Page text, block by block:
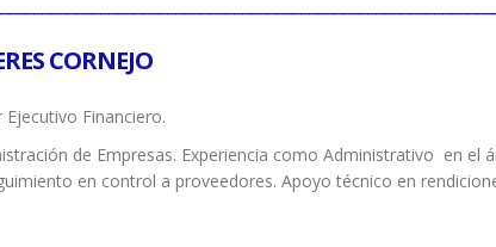
CORNEJO
Financiero.
de Empresas. Experiencia como Administrativo en el
en control a proveedores. Apoyo técnico en